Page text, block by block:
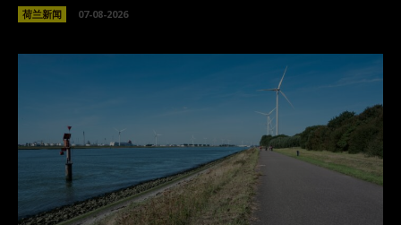
荷兰新闻 07-08-2026